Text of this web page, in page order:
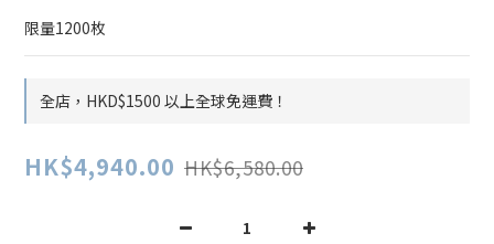
限量1200枚
全店，HKD$1500 以上全球免運費！
HK$4,940.00 HK$6,580.00